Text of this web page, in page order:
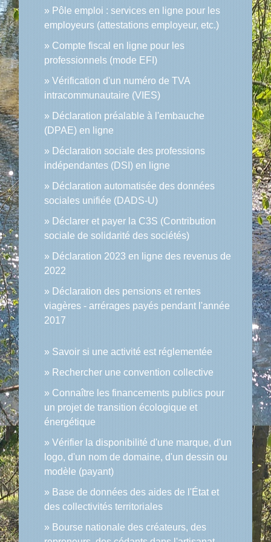
Pôle emploi : services en ligne pour les
employeurs (attestations employeur, etc.)
Compte fiscal en ligne pour les
professionnels (mode EFI)
Vérification d'un numéro de TVA
intracommunautaire (VIES)
Déclaration préalable à l'embauche
(DPAE) en ligne
Déclaration sociale des professions
indépendantes (DSI) en ligne
Déclaration automatisée des données
sociales unifiée (DADS-U)
Déclarer et payer la C3S (Contribution
sociale de solidarité des sociétés)
Déclaration 2023 en ligne des revenus de
2022
Déclaration des pensions et rentes
viagères - arrérages payés pendant l'année
2017
Savoir si une activité est réglementée
Rechercher une convention collective
Connaître les financements publics pour
un projet de transition écologique et
énergétique
Vérifier la disponibilité d'une marque, d'un
logo, d'un nom de domaine, d'un dessin ou
modèle (payant)
Base de données des aides de l'État et
des collectivités territoriales
Bourse nationale des créateurs, des